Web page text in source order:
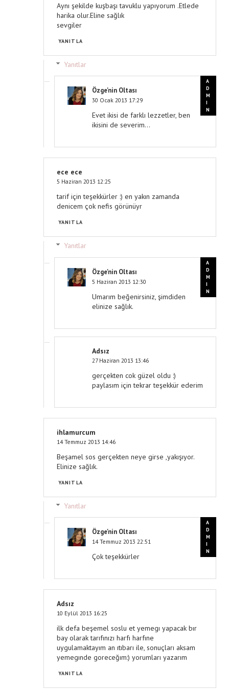
Aynı şekilde kuşbaşı tavuklu yapıyorum .Etlede
harika olur.Eline sağlık
sevgiler
YANITLA
Yanıtlar
Özge'nin Oltası
30 Ocak 2013 17:29
Evet ikisi de farklı lezzetler, ben
ikisini de severim...
ece ece
5 Haziran 2013 12:25
tarif için teşekkürler :) en yakın zamanda
denicem çok nefis görünüyr
YANITLA
Yanıtlar
Özge'nin Oltası
5 Haziran 2013 12:30
Umarım beğenirsiniz, şimdiden
elinize sağlık.
Adsız
27 Haziran 2013 13:46
gerçekten cok güzel oldu :)
paylasım için tekrar teşekkür ederim
ihlamurcum
14 Temmuz 2013 14:46
Beşamel sos gerçekten neye girse ,yakışıyor.
Elinize sağlık.
YANITLA
Yanıtlar
Özge'nin Oltası
14 Temmuz 2013 22:51
Çok teşekkürler
Adsız
10 Eylül 2013 16:25
ilk defa beşemel soslu et yemegı yapacak bır
bay olarak tarıfınızı harfı harfıne
uygulamaktayım an ıtıbarı ile, sonuçları aksam
yemegınde goreceğım:) yorumları yazarım
YANITLA